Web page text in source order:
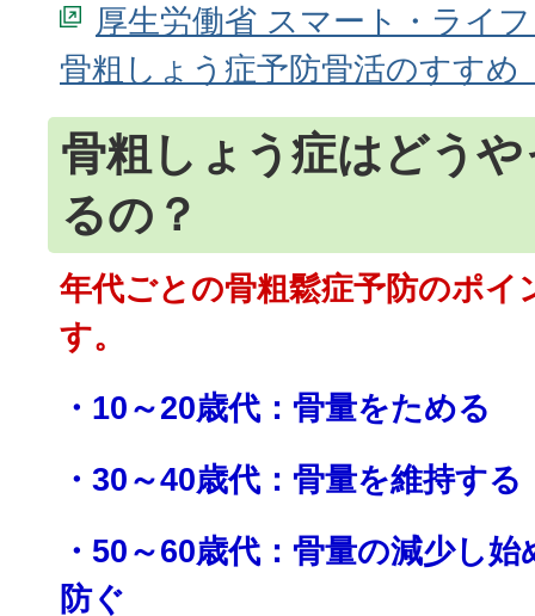
厚生労働省 スマート・ライ
骨粗しょう症予防骨活のすすめ
骨粗しょう症はどう
るの？
年代ごとの骨粗鬆症予防のポイ
す。
・10～20歳代：骨量をためる
・30～40歳代：骨量を維持する
・50～60歳代：骨量の減少し
防ぐ